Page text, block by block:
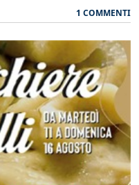
1 COMMENTI